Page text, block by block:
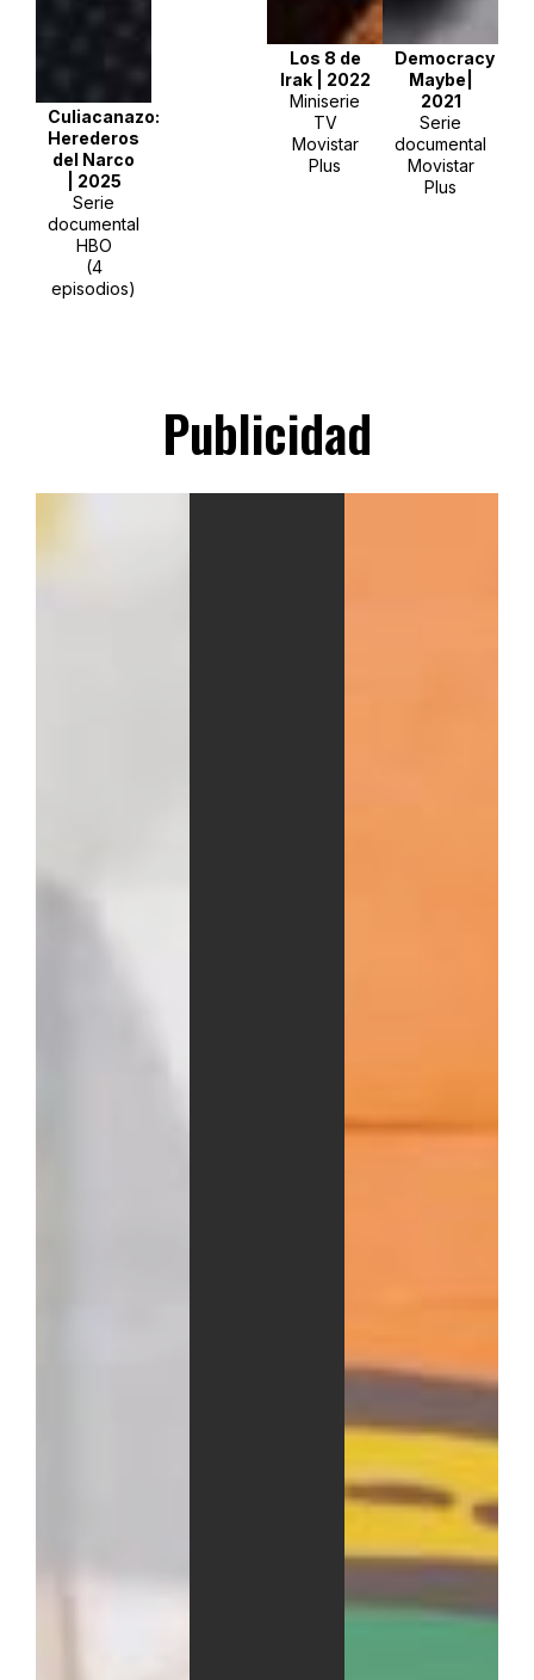
Culiacanazo:
Herederos
del Narco
| 2025
Serie
documental
HBO
(4
episodios)
Los 8 de
Irak| 2022
Miniserie
TV
Movistar
Plus
Democracy
Maybe|
2021
Serie
documental
Movistar
Plus
Publicidad